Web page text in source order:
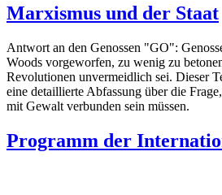
Marxismus und der Staat
Antwort an den Genossen "GO":
Woods vorgeworfen, zu wenig zu
Revolutionen unvermeidlich sei. Dieser
eine detaillierte Abfassung über die
mit Gewalt verbunden sein müssen.
Programm der